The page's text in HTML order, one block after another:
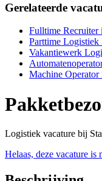
Gerelateerde
Fulltime Recruiter
Parttime
Vakantiewerk
Machine Operator
Logistiek vacature bij
Helaas, deze vacature is